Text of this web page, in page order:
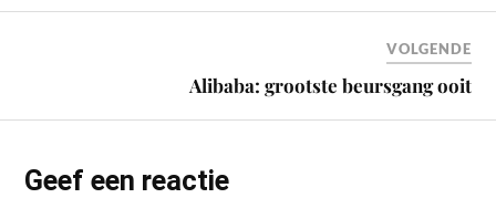
VOLGENDE
Alibaba: grootste beursgang ooit
Geef een reactie